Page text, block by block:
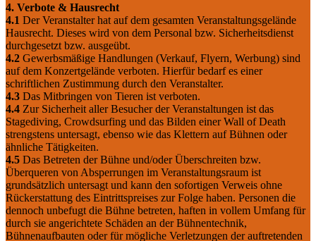
4. Verbote & Hausrecht
4.1 Der Veranstalter hat auf dem gesamten Veranstaltungsgelände
Hausrecht. Dieses wird von dem Personal bzw. Sicherheitsdienst
durchgesetzt bzw. ausgeübt.
4.2 Gewerbsmäßige Handlungen (Verkauf, Flyern, Werbung) sind
auf dem Konzertgelände verboten. Hierfür bedarf es einer
schriftlichen Zustimmung durch den Veranstalter.
4.3 Das Mitbringen von Tieren ist verboten.
4.4 Zur Sicherheit aller Besucher der Veranstaltungen ist das
Stagediving, Crowdsurfing und das Bilden einer Wall of Death
strengstens untersagt, ebenso wie das Klettern auf Bühnen oder
ähnliche Tätigkeiten.
4.5 Das Betreten der Bühne und/oder Überschreiten bzw.
Überqueren von Absperrungen im Veranstaltungsraum ist
grundsätzlich untersagt und kann den sofortigen Verweis ohne
Rückerstattung des Eintrittspreises zur Folge haben. Personen die
dennoch unbefugt die Bühne betreten, haften in vollem Umfang für
durch sie angerichtete Schäden an der Bühnentechnik,
Bühnenaufbauten oder für mögliche Verletzungen der auftretenden